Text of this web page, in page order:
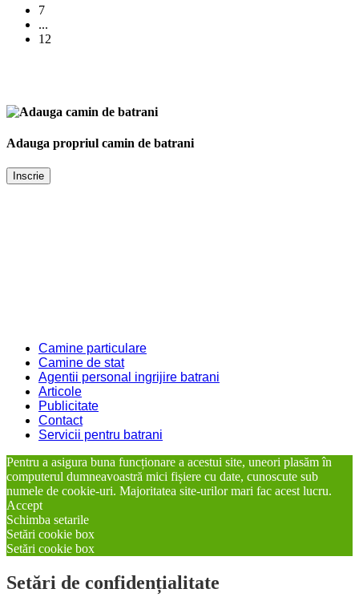
7
...
12
Adauga propriul camin de batrani
Inscrie
Camine particulare
Camine de stat
Agentii personal ingrijire batrani
Articole
Publicitate
Contact
Servicii pentru batrani
Pentru a asigura buna funcționare a acestui site, uneori plasăm în
computerul dumneavoastră mici fișiere cu date, cunoscute sub
numele de cookie-uri. Majoritatea site-urilor mari fac acest lucru.
Accept
Schimba setarile
Setări cookie box
Setări cookie box
Setări de confidențialitate